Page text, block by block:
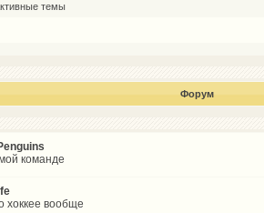
темы
Форум
команде
хоккее вообще